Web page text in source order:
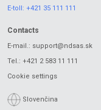
E-toll: +421 35 111 111
Contacts
E-mail.: support@ndsas.sk
Tel.: +421 2 583 11 111
Cookie settings
Slovenčina